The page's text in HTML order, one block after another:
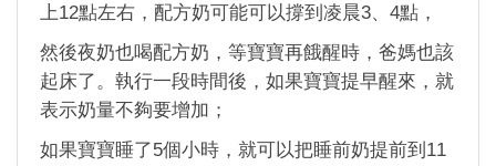
上12點左右，配方奶可能可以撐到凌晨3、4點，
然後夜奶也喝配方奶，等寶寶再餓醒時，爸媽也該
起床了。執行一段時間後，如果寶寶提早醒來，就
表示奶量不夠要增加；
如果寶寶睡了5個小時，就可以把睡前奶提前到11